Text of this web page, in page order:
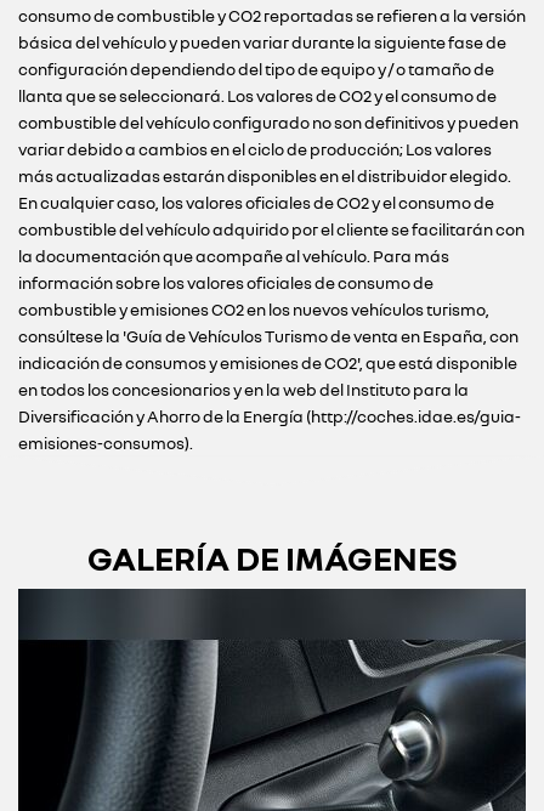
consumo de combustible y CO2 reportadas se refieren a la versión
básica del vehículo y pueden variar durante la siguiente fase de
configuración dependiendo del tipo de equipo y / o tamaño de
llanta que se seleccionará. Los valores de CO2 y el consumo de
combustible del vehículo configurado no son definitivos y pueden
variar debido a cambios en el ciclo de producción; Los valores
más actualizadas estarán disponibles en el distribuidor elegido.
En cualquier caso, los valores oficiales de CO2 y el consumo de
combustible del vehículo adquirido por el cliente se facilitarán con
la documentación que acompañe al vehículo. Para más
información sobre los valores oficiales de consumo de
combustible y emisiones CO2 en los nuevos vehículos turismo,
consúltese la 'Guía de Vehículos Turismo de venta en España, con
indicación de consumos y emisiones de CO2', que está disponible
en todos los concesionarios y en la web del Instituto para la
Diversificación y Ahorro de la Energía (http://coches.idae.es/guia-
emisiones-consumos).
GALERÍA DE IMÁGENES